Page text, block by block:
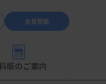
会員登録
版のご案内